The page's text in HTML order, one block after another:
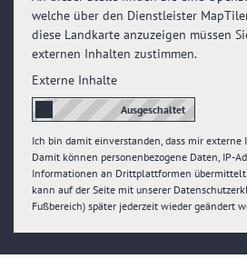
welche über den Dienstleister
diese Landkarte anzuzeigen müssen
externen Inhalten zustimmen.
Externe Inhalte
Ich bin damit einverstanden, dass mir externe
Damit können personenbezogene Daten, IP-
Informationen an Drittplattformen übermittelt
kann auf der Seite mit unserer
Fußbereich) später jederzeit wieder geändert